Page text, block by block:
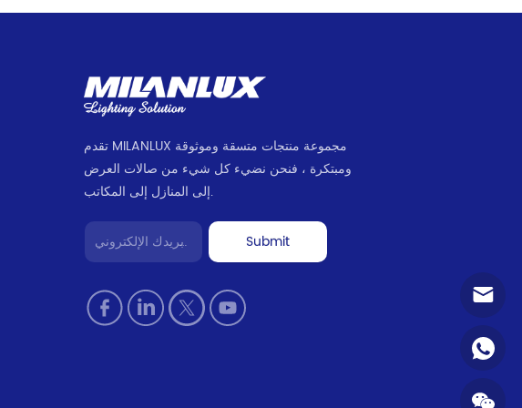
تقدم MILANLUX مجموعة منتجات متسقة وموثوقة
ومبتكرة ، فنحن نضيء كل شيء من صالات العرض
إلى المنازل إلى المكاتب.
Submit